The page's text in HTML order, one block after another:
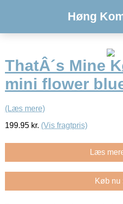
Høng
ThatÂ´s Mine
mini flower
(Læs mere)
199.95 kr. (Vis fragtpris)
Læs
Køb nu